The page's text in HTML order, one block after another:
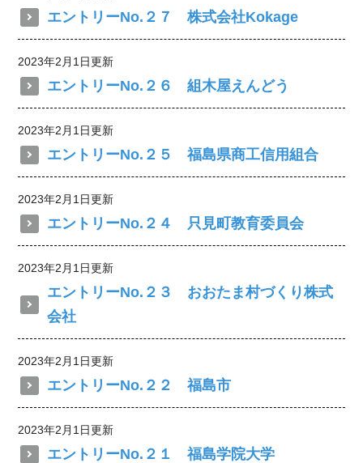
エントリーNo.２７ 株式会社Kokage
2023年2月1日更新
エントリーNo.２６ 組木屋えんどう
2023年2月1日更新
エントリーNo.２５ 福島県商工信用組合
2023年2月1日更新
エントリーNo.２４ 只見町教育委員会
2023年2月1日更新
エントリーNo.２３ おおたま村づくり株式
会社
2023年2月1日更新
エントリーNo.２２ 福島市
2023年2月1日更新
エントリーNo.２１ 福島学院大学